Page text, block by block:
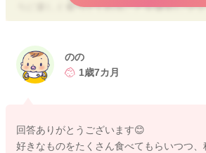
うに楽しく食べてくれることを優先しつつ
中でいろいろ工夫しながら、調理法や味
白米やオムライスなどがあまり進まないの
い時期ではあると思います。
のの
1歳7カ月
回答ありがとうございます😊
好きなものをたくさん食べてもらいつつ、